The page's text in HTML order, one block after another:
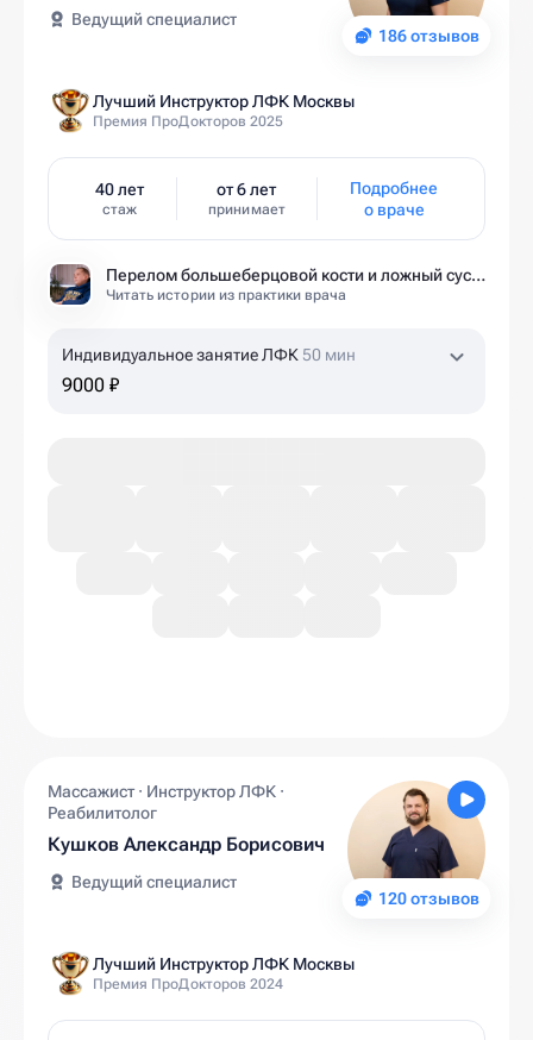
186 отзывов
Ведущий специалист
Лучший Инструктор ЛФК Москвы
Премия ПроДокторов 2025
40 лет
стаж
от 6 лет
принимает
Подробнее
о враче
Перелом большеберцовой кости и ложный сустав: моя история восстановления длиной в полтора года
Читать истории из практики врача
Индивидуальное занятие ЛФК 50 мин
9000 ₽
120 отзывов
Массажист · Инструктор ЛФК ·
Реабилитолог
Кушков Александр Борисович
Ведущий специалист
Лучший Инструктор ЛФК Москвы
Премия ПроДокторов 2024